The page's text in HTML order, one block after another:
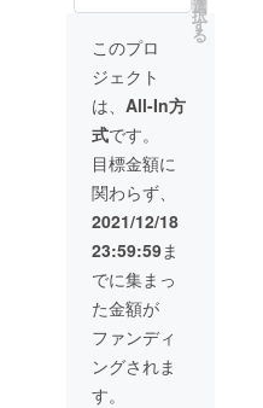
+サンク
ル＆メ
ルマガ
ます。
子ども
が社会
に出て
から安
心して
生きて
いくた
めに、
今、私
たちに
できる
ことは
何か、
大切に
したい
ことは
何か、
伝えし
ます。
目指す
のは、
からだ
も心も
ゆるめ
るこ
と。が
んばら
ねば！
こうし
なけれ
ば！と
いう状
態では
なく、
ゆるめ
ること
選
択
す
る
このプロ
ジェクト
は、 All-In方
式です。
目標金額に
関わらず、
2021/12/18
23:59:59ま
でに集まっ
た金額が
ファンディ
ングされま
す。